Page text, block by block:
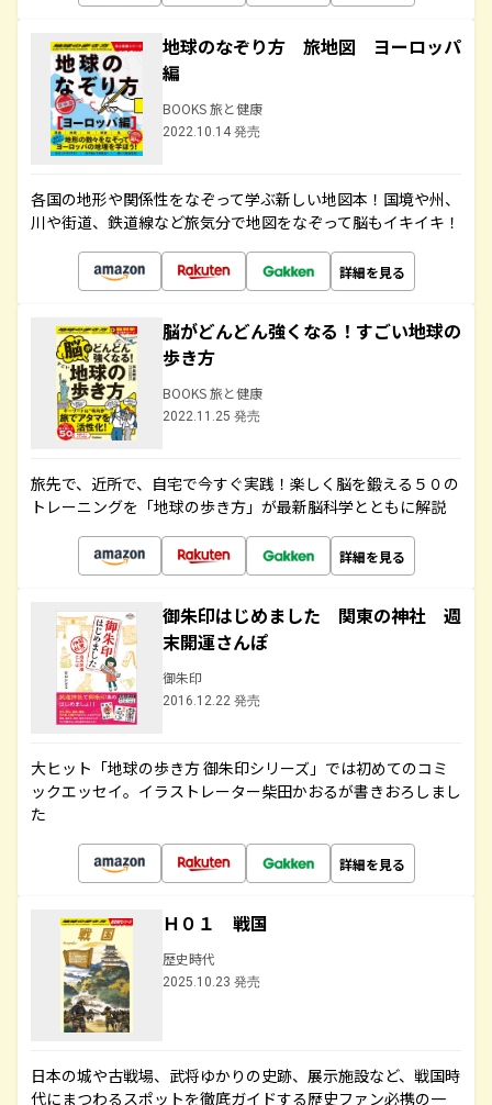
地球のなぞり方 旅地図 ヨーロッパ
編
BOOKS 旅と健康
2022.10.14 発売
各国の地形や関係性をなぞって学ぶ新しい地図本！国境や州、
川や街道、鉄道線など旅気分で地図をなぞって脳もイキイキ！
詳細を見る
脳がどんどん強くなる！すごい地球の
歩き方
BOOKS 旅と健康
2022.11.25 発売
旅先で、近所で、自宅で今すぐ実践！楽しく脳を鍛える５０の
トレーニングを「地球の歩き方」が最新脳科学とともに解説
詳細を見る
御朱印はじめました 関東の神社 週
末開運さんぽ
御朱印
2016.12.22 発売
大ヒット「地球の歩き方 御朱印シリーズ」では初めてのコミ
ックエッセイ。イラストレーター柴田かおるが書きおろしまし
た
詳細を見る
Ｈ０１ 戦国
歴史時代
2025.10.23 発売
日本の城や古戦場、武将ゆかりの史跡、展示施設など、戦国時
代にまつわるスポットを徹底ガイドする歴史ファン必携の一